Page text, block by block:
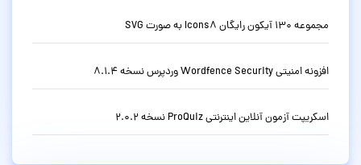
مجموعه 130 آیکون رایگان Icons8 به صورت SVG
افزونه امنیتی Wordfence Security وردپرس نسخه 8.1.4
اسکریپت آزمون آنلاین اینترنتی ProQuiz نسخه 2.0.2